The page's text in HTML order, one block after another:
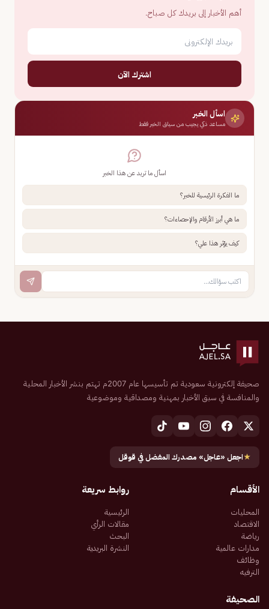
أهم الأخبار إلى بريدك كل صباح.
اشترك الآن
اسأل الخبر
مساعد ذكي يجيب من سياق الخبر فقط
اسأل ما تريد عن هذا الخبر
ما الفكرة الرئيسية للخبر؟
ما هي أبرز الأرقام والإحصاءات؟
كيف يؤثر هذا علي؟
صحيفة إلكترونية سعودية تم تأسيسها عام 2007م تهتم بنشر الأخبار المحلية
والمنافسة في سبق الأخبار بمهنية ومصداقية وموضوعية
★اجعل «عاجل» مصدرك المفضل في قوقل
الأقسام
المحليات
الاقتصاد
رياضة
مدارات عالمية
وظائف
الترفيه
روابط سريعة
الرئيسية
مقالات الرأي
البحث
النشرة البريدية
الصحيفة